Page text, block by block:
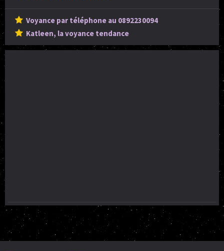
Voyance par téléphone au 0892230094
Katleen, la voyance tendance